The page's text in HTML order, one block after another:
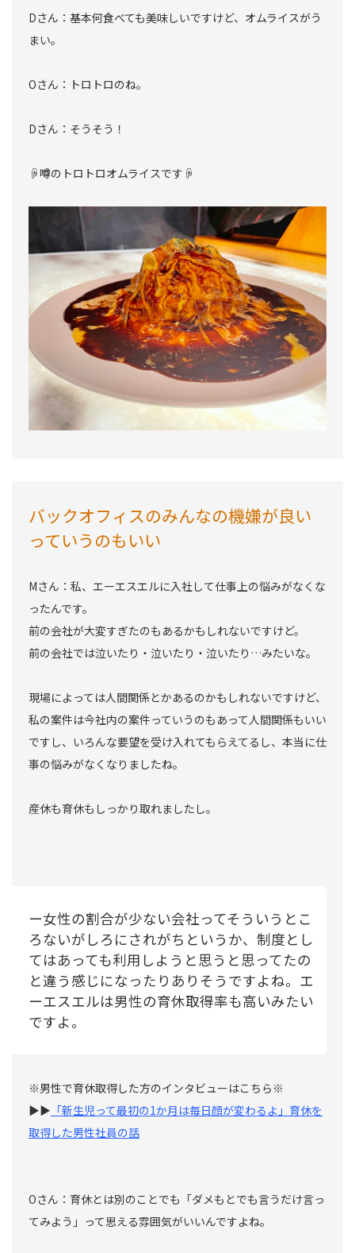
Dさん：基本何食べても美味しいですけど、オムライスがう
まい。
Oさん：トロトロのね。
Dさん：そうそう！
☟噂のトロトロオムライスです☟
バックオフィスのみんなの機嫌が良い
っていうのもいい
Mさん：私、エーエスエルに入社して仕事上の悩みがなくな
ったんです。
前の会社が大変すぎたのもあるかもしれないですけど。
前の会社では泣いたり・泣いたり・泣いたり…みたいな。
現場によっては人間関係とかあるのかもしれないですけど、
私の案件は今社内の案件っていうのもあって人間関係もいい
ですし、いろんな要望を受け入れてもらえてるし、本当に仕
事の悩みがなくなりましたね。
産休も育休もしっかり取れましたし。
ー女性の割合が少ない会社ってそういうとこ
ろないがしろにされがちというか、制度とし
てはあっても利用しようと思うと思ってたの
と違う感じになったりありそうですよね。エ
ーエスエルは男性の育休取得率も高いみたい
ですよ。
※男性で育休取得した方のインタビューはこちら※
▶▶ 「新生児って最初の1か月は毎日顔が変わるよ」育休を
取得した男性社員の話
Oさん：育休とは別のことでも「ダメもとでも言うだけ言っ
てみよう」って思える雰囲気がいいんですよね。